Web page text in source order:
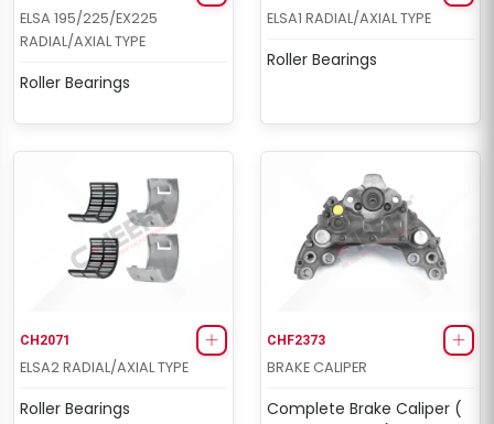
ELSA 195/225/EX225
RADIAL/AXIAL TYPE
Roller Bearings
ELSA1 RADIAL/AXIAL TYPE
Roller Bearings
CH2071
ELSA2 RADIAL/AXIAL TYPE
Roller Bearings
CHF2373
BRAKE CALIPER
Complete Brake Caliper (